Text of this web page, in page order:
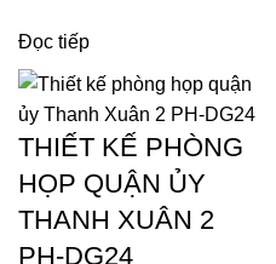
Đọc tiếp
THIẾT KẾ PHÒNG
HỌP QUẬN ỦY
THANH XUÂN 2
PH-DG24